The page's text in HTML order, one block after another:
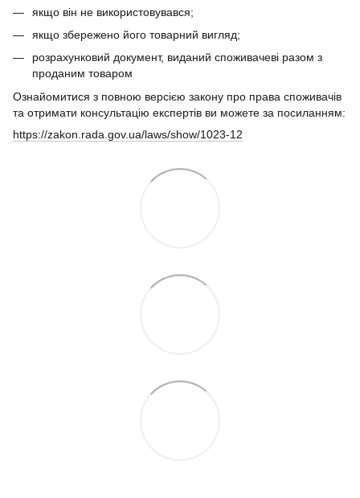
якщо він не використовувався;
якщо збережено його товарний вигляд;
розрахунковий документ, виданий споживачеві разом з
проданим товаром
Ознайомитися з повною версією закону про права споживачів
та отримати консультацію експертів ви можете за посиланням:
https://zakon.rada.gov.ua/laws/show/1023-12